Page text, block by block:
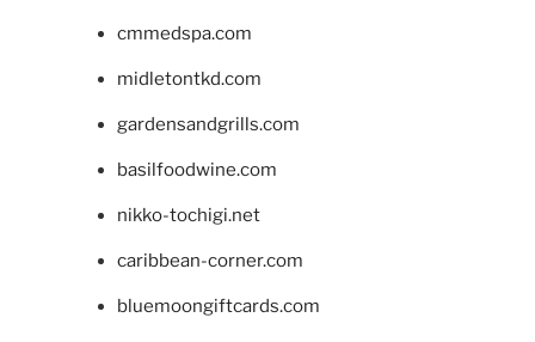
cmmedspa.com
midletontkd.com
gardensandgrills.com
basilfoodwine.com
nikko-tochigi.net
caribbean-corner.com
bluemoongiftcards.com